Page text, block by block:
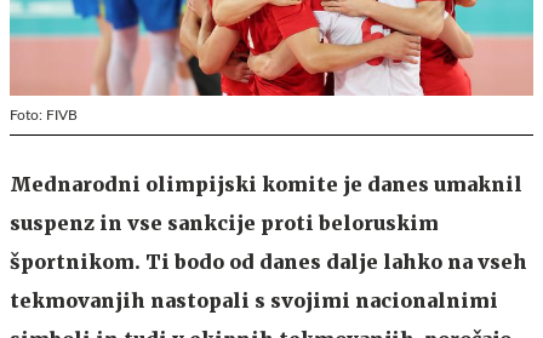
Foto: FIVB
Mednarodni olimpijski komite je danes umaknil
suspenz in vse sankcije proti beloruskim
športnikom. Ti bodo od danes dalje lahko na vseh
tekmovanjih nastopali s svojimi nacionalnimi